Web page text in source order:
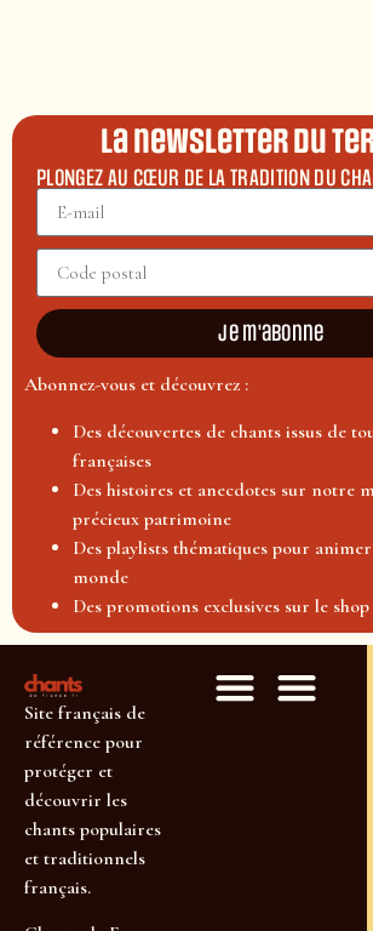
La newsletter du
PLONGEZ AU CŒUR DE LA TRADITION DU
Je m'abonne
Abonnez-vous et découvrez :
Des découvertes de chants issus de
françaises
Des histoires et anecdotes sur notre
précieux patrimoine
Des playlists thématiques pour
monde
Des promotions exclusives sur le shop
Site français de
référence pour
protéger et
découvrir les
chants populaires
et traditionnels
français.